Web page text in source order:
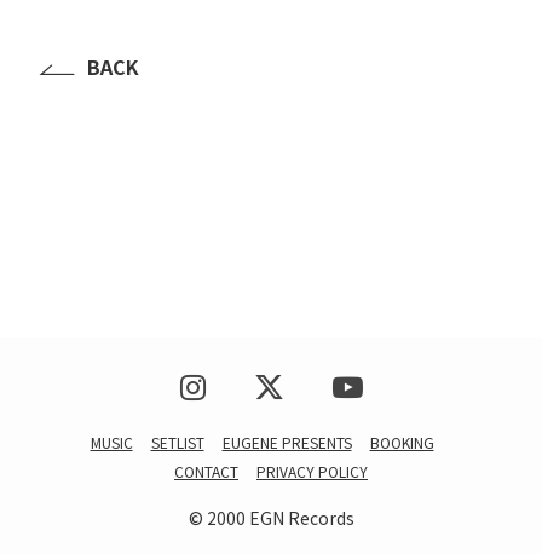
BACK
MUSIC SETLIST EUGENE PRESENTS
BOOKING
CONTACT
PRIVACY POLICY
© 2000 EGN Records